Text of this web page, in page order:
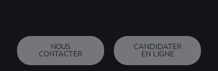
NOUS
CONTACTER
CANDIDATER
EN LIGNE